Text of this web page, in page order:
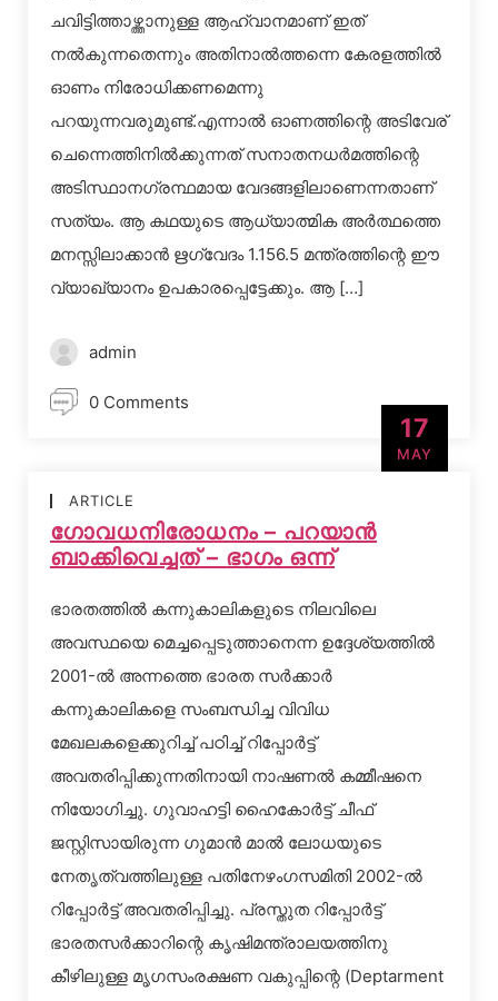
ചവിട്ടിത്താഴ്ത്താനുള്ള ആഹ്വാനമാണ് ഇത്
നല്‍കുന്നതെന്നും അതിനാല്‍ത്തന്നെ കേരളത്തില്‍
ഓണം നിരോധിക്കണമെന്നു
പറയുന്നവരുമുണ്ട്.എന്നാല്‍ ഓണത്തിന്റെ അടിവേര്
ചെന്നെത്തിനില്‍ക്കുന്നത് സനാതനധര്‍മത്തിന്റെ
അടിസ്ഥാനഗ്രന്ഥമായ വേദങ്ങളിലാണെന്നതാണ്
സത്യം. ആ കഥയുടെ ആധ്യാത്മിക അര്‍ത്ഥത്തെ
മനസ്സിലാക്കാന്‍ ഋഗ്വേദം 1.156.5 മന്ത്രത്തിന്റെ ഈ
വ്യാഖ്യാനം ഉപകാരപ്പെട്ടേക്കും. ആ […]
admin
0 Comments
17
MAY
ARTICLE
ഗോവധനിരോധനം – പറയാന്‍
ബാക്കിവെച്ചത് – ഭാഗം ഒന്ന്
ഭാരതത്തില്‍ കന്നുകാലികളുടെ നിലവിലെ
അവസ്ഥയെ മെച്ചപ്പെടുത്താനെന്ന ഉദ്ദേശ്യത്തില്‍
2001-ല്‍ അന്നത്തെ ഭാരത സര്‍ക്കാര്‍
കന്നുകാലികളെ സംബന്ധിച്ച വിവിധ
മേഖലകളെക്കുറിച്ച് പഠിച്ച് റിപ്പോര്‍ട്ട്
അവതരിപ്പിക്കുന്നതിനായി നാഷണല്‍ കമ്മീഷനെ
നിയോഗിച്ചു. ഗുവാഹട്ടി ഹൈകോര്‍ട്ട് ചീഫ്
ജസ്റ്റിസായിരുന്ന ഗുമാന്‍ മാല്‍ ലോധയുടെ
നേതൃത്വത്തിലുള്ള പതിനേഴംഗസമിതി 2002-ല്‍
റിപ്പോര്‍ട്ട് അവതരിപ്പിച്ചു. പ്രസ്തുത റിപ്പോര്‍ട്ട്
ഭാരതസര്‍ക്കാറിന്റെ കൃഷിമന്ത്രാലയത്തിനു
കീഴിലുള്ള മൃഗസംരക്ഷണ വകുപ്പിന്റെ (Deptarment